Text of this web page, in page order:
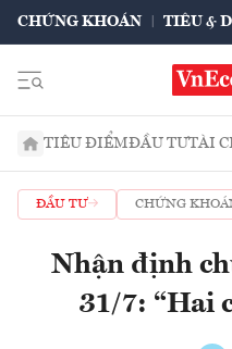
CHỨNG KHOÁN TIÊU &
TIÊU ĐIỂMĐẦU TƯTÀI
ĐẦU TƯ CHỨNG
Nhận định
31/7: “Hai